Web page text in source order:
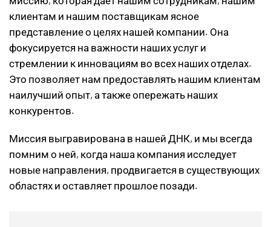
клиентам и нашим поставщикам ясное
представление о целях нашей компании. Она
фокусируется на важности наших услуг и
стремлении к инновациям во всех наших отделах.
Это позволяет нам предоставлять нашим клиентам
наилучший опыт, а также опережать наших
конкурентов.
Миссия выгравирована в нашей ДНК, и мы всегда
помним о ней, когда наша компания исследует
новые направления, продвигается в существующих
областях и оставляет прошлое позади.